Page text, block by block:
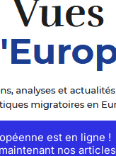
est en ligne !
nos